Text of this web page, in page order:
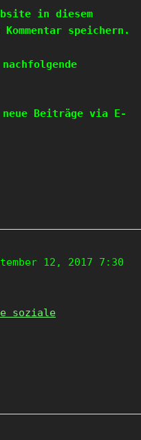
in diesem
speichern.
Beiträge via E-
12, 2017 7:30
soziale